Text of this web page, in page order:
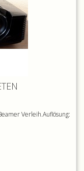
Verleih.Auflösung: